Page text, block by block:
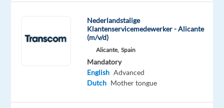
CX-
over
Nederlandstalige
Klantenservicemedewerker - Alicante
(m/v/d)
Alicante, Spain
Mandatory
English Advanced
Dutch Mother tongue